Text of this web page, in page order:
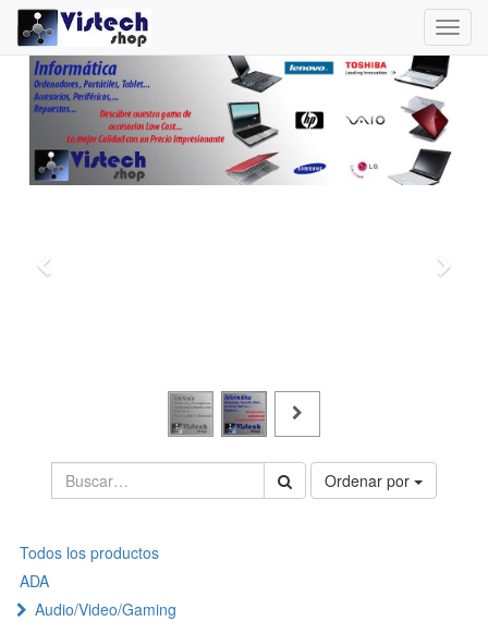
Ordenar por
Todos los productos
ADA
Audio/Video/Gaming